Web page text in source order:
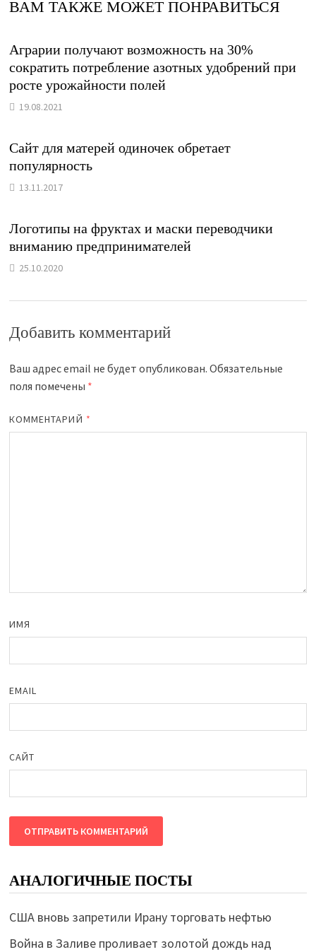
ВАМ ТАКЖЕ МОЖЕТ ПОНРАВИТЬСЯ
Аграрии получают возможность на 30%
сократить потребление азотных удобрений при
росте урожайности полей
19.08.2021
Сайт для матерей одиночек обретает
популярность
13.11.2017
Логотипы на фруктах и маски переводчики
вниманию предпринимателей
25.10.2020
Добавить комментарий
Ваш адрес email не будет опубликован. Обязательные
поля помечены *
КОММЕНТАРИЙ *
ИМЯ
EMAIL
САЙТ
АНАЛОГИЧНЫЕ ПОСТЫ
США вновь запретили Ирану торговать нефтью
Война в Заливе проливает золотой дождь над